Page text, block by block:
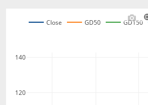
120
140
Close GD50 GD150